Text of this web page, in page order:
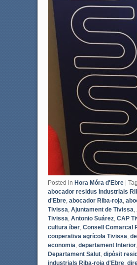
Posted in Hora Móra d'Ebre |
abocador residus industrials
d'Ebre, abocador Riba-roja
Tivissa Ajuntament de Tivissa
Tivissa Antonio Suárez, CAP
cultura íber, Consell Comarcal
cooperativa agrícola Tivissa
economia departament Interior,
Departament Salut, dipòsit
industrials Riba-roja d'Ebre,